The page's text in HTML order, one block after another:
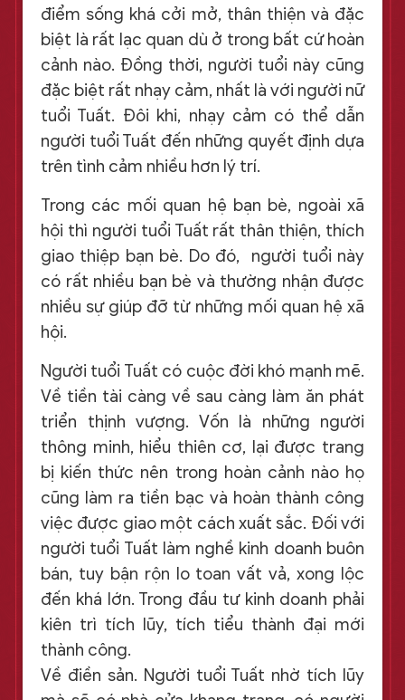
điểm sống khá cởi mở, thân thiện và đặc
biệt là rất lạc quan dù ở trong bất cứ hoàn
cảnh nào. Đồng thời, người tuổi này cũng
đặc biệt rất nhạy cảm, nhất là với người nữ
tuổi Tuất. Đôi khi, nhạy cảm có thể dẫn
người tuổi Tuất đến những quyết định dựa
trên tình cảm nhiều hơn lý trí.
Trong các mối quan hệ bạn bè, ngoài xã
hội thì người tuổi Tuất rất thân thiện, thích
giao thiệp bạn bè. Do đó, người tuổi này
có rất nhiều bạn bè và thường nhận được
nhiều sự giúp đỡ từ những mối quan hệ xã
hội.
Người tuổi Tuất có cuộc đời khó mạnh mẽ.
Về tiền tài càng về sau càng làm ăn phát
triển thịnh vượng. Vốn là những người
thông minh, hiểu thiên cơ, lại được trang
bị kiến thức nên trong hoàn cảnh nào họ
cũng làm ra tiền bạc và hoàn thành công
việc được giao một cách xuất sắc. Đối với
người tuổi Tuất làm nghề kinh doanh buôn
bán, tuy bận rộn lo toan vất vả, xong lộc
đến khá lớn. Trong đầu tư kinh doanh phải
kiên trì tích lũy, tích tiểu thành đại mới
thành công.
Về điền sản. Người tuổi Tuất nhờ tích lũy